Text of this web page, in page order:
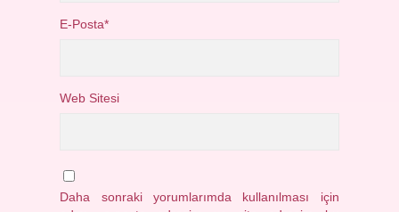
E-Posta*
Web Sitesi
Daha sonraki yorumlarımda kullanılması için